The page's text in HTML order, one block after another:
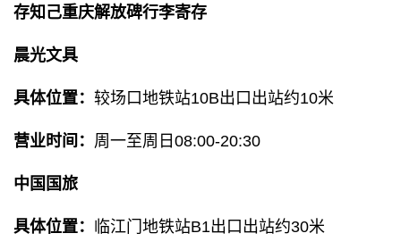
存知己重庆解放碑行李寄存
晨光文具
具体位置： 较场口地铁站10B出口出站约10米
营业时间： 周一至周日08:00-20:30
中国国旅
具体位置： 临江门地铁站B1出口出站约30米